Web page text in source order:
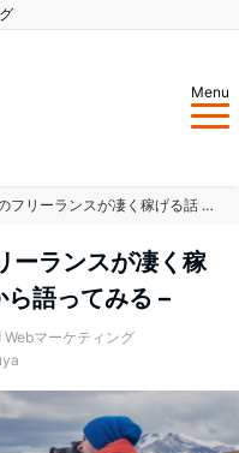
Menu
Webマーケティングのフリーランスが凄く稼げる話 – 発注者側の視点から語ってみる –
ーランスが凄く稼
語ってみる –
Webマーケティング